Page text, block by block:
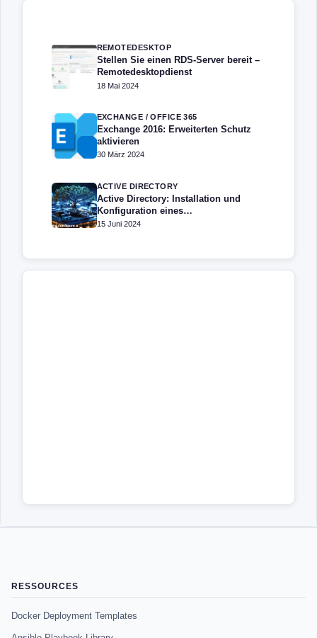
REMOTEDESKTOP
Stellen Sie einen RDS-Server bereit –
Remotedesktopdienst
18 Mai 2024
EXCHANGE / OFFICE 365
Exchange 2016: Erweiterten Schutz
aktivieren
30 März 2024
ACTIVE DIRECTORY
Active Directory: Installation und
Konfiguration eines
Domänencontrollers
15 Juni 2024
RESSOURCES
Docker Deployment Templates